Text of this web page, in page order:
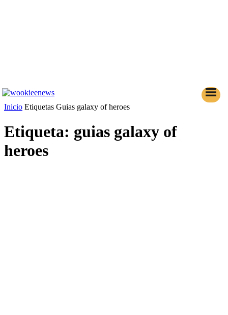
Inicio Etiquetas Guias galaxy of heroes
Etiqueta: guias galaxy of
heroes